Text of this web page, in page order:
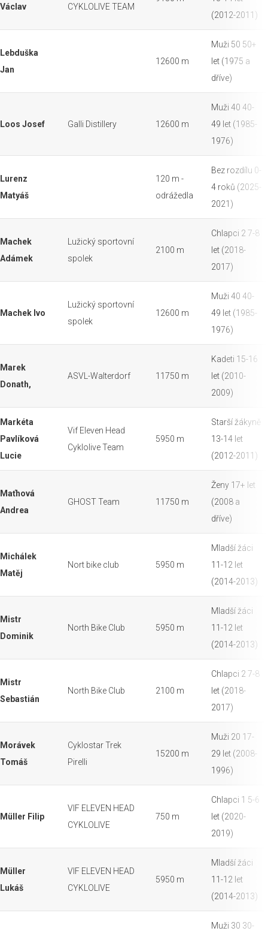
Václav CYKLOLIVE TEAM
(2012-2011)
Lebduška
Jan
12600 m
Muži 50 50+
let (1975 a
dříve)
Loos Josef Galli Distillery 12600 m
Muži 40 40-
49 let (1985-
1976)
Lurenz
Matyáš
120 m -
odrážedla
Bez rozdílu 0-
4 roků (2025-
2021)
Machek
Adámek
Lužický sportovní
spolek
2100 m
Chlapci 2 7-8
let (2018-
2017)
Machek Ivo
Lužický sportovní
spolek
12600 m
Muži 40 40-
49 let (1985-
1976)
Marek
Donath,
ASVL-Walterdorf 11750 m
Kadeti 15-16
let (2010-
2009)
Markéta
Pavlíková
Lucie
Vif Eleven Head
Cyklolive Team
5950 m
Starší žákyně
13-14 let
(2012-2011)
Maťhová
Andrea
GHOST Team 11750 m
Ženy 17+ let
(2008 a
dříve)
Michálek
Matěj
Nort bike club 5950 m
Mladší žáci
11-12 let
(2014-2013)
Mistr
Dominik
North Bike Club 5950 m
Mladší žáci
11-12 let
(2014-2013)
Mistr
Sebastián
North Bike Club 2100 m
Chlapci 2 7-8
let (2018-
2017)
Morávek
Tomáš
Cyklostar Trek
Pirelli
15200 m
Muži 20 17-
29 let (2008-
1996)
Müller Filip
VIF ELEVEN HEAD
CYKLOLIVE
750 m
Chlapci 1 5-6
let (2020-
2019)
Müller
Lukáš
VIF ELEVEN HEAD
CYKLOLIVE
5950 m
Mladší žáci
11-12 let
(2014-2013)
Muži 30 30-